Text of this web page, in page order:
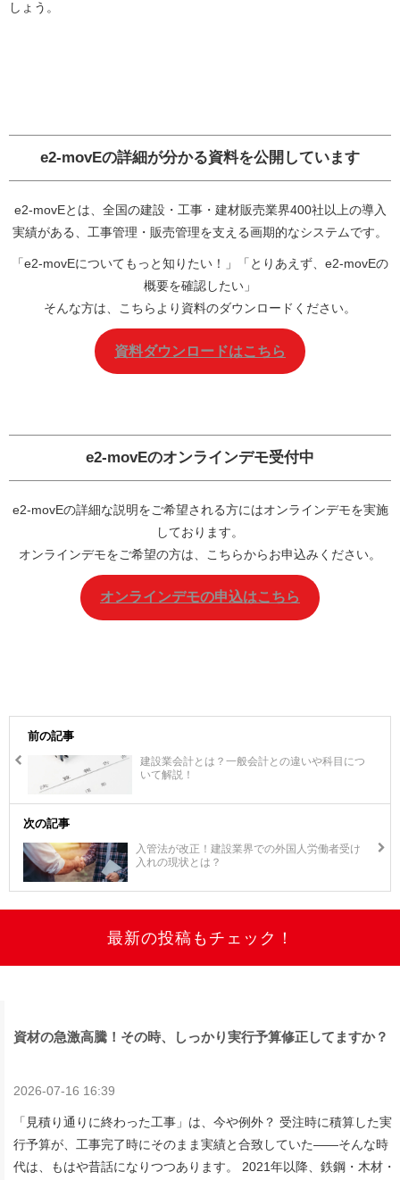
しょう。
e2-movEの詳細が分かる資料を公開しています
e2-movEとは、全国の建設・工事・建材販売業界400社以上の導入
実績がある、工事管理・販売管理を支える画期的なシステムです。
「e2-movEについてもっと知りたい！」「とりあえず、e2-movEの
概要を確認したい」
そんな方は、こちらより資料のダウンロードください。
資料ダウンロードはこちら
e2-movEのオンラインデモ受付中
e2-movEの詳細な説明をご希望される方にはオンラインデモを実施
しております。
オンラインデモをご希望の方は、こちらからお申込みください。
オンラインデモの申込はこちら
前の記事
建設業会計とは？一般会計との違いや科目につ
いて解説！
次の記事
入管法が改正！建設業界での外国人労働者受け
入れの現状とは？
最新の投稿もチェック！
資材の急激高騰！その時、しっかり実行予算修正してますか？
2026-07-16 16:39
「見積り通りに終わった工事」は、今や例外？ 受注時に積算した実
行予算が、工事完了時にそのまま実績と合致していた——そんな時
代は、もはや昔話になりつつあります。 2021年以降、鉄鋼・木材・